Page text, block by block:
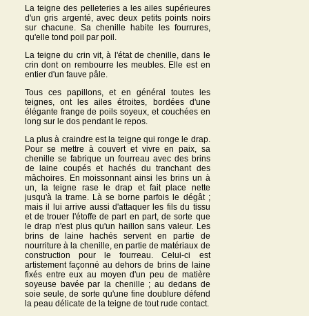
La teigne des pelleteries a les ailes supérieures
d'un gris argenté, avec deux petits points noirs
sur chacune. Sa chenille habite les fourrures,
qu'elle tond poil par poil.
La teigne du crin vit, à l'état de chenille, dans le
crin dont on rembourre les meubles. Elle est en
entier d'un fauve pâle.
Tous ces papillons, et en général toutes les
teignes, ont les ailes étroites, bordées d'une
élégante frange de poils soyeux, et couchées en
long sur le dos pendant le repos.
La plus à craindre est la teigne qui ronge le drap.
Pour se mettre à couvert et vivre en paix, sa
chenille se fabrique un fourreau avec des brins
de laine coupés et hachés du tranchant des
mâchoires. En moissonnant ainsi les brins un à
un, la teigne rase le drap et fait place nette
jusqu'à la trame. Là se borne parfois le dégât ;
mais il lui arrive aussi d'attaquer les fils du tissu
et de trouer l'étoffe de part en part, de sorte que
le drap n'est plus qu'un haillon sans valeur. Les
brins de laine hachés servent en partie de
nourriture à la chenille, en partie de matériaux de
construction pour le fourreau. Celui-ci est
artistement façonné au dehors de brins de laine
fixés entre eux au moyen d'un peu de matière
soyeuse bavée par la chenille ; au dedans de
soie seule, de sorte qu'une fine doublure défend
la peau délicate de la teigne de tout rude contact.